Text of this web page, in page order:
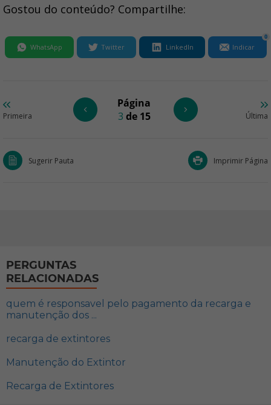
Gostou do conteúdo? Compartilhe:
WhatsApp Twitter LinkedIn Indicar
0
Primeira
Página
3 de 15 Última
Sugerir Pauta Imprimir Página
PERGUNTAS
RELACIONADAS
quem é responsavel pelo pagamento da recarga e
manutenção dos ...
recarga de extintores
Manutenção do Extintor
Recarga de Extintores